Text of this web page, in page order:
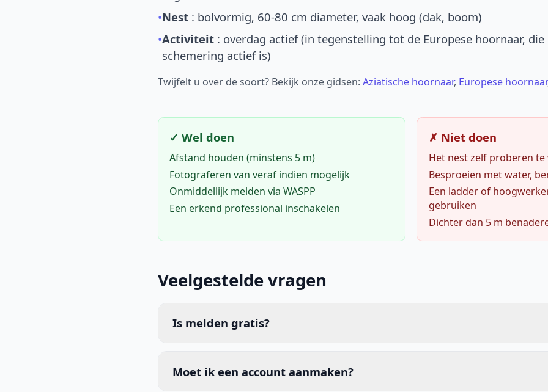
•Nest : bolvormig, 60-80 cm diameter, vaak hoog (dak, boom)
•Activiteit : overdag actief (in tegenstelling tot de Europese hoornaar,
schemering actief is)
Twijfelt u over de soort? Bekijk onze gidsen: Aziatische hoornaar, Europese hoornaar
✓ Wel doen
Afstand houden (minstens 5 m)
Fotograferen van veraf indien mogelijk
Onmiddellijk melden via WASPP
Een erkend professional inschakelen
✗ Niet doen
Het nest zelf proberen
Besproeien met water,
Een ladder of
gebruiken
Dichter dan 5 m
Veelgestelde vragen
Is melden gratis?
Moet ik een account aanmaken?